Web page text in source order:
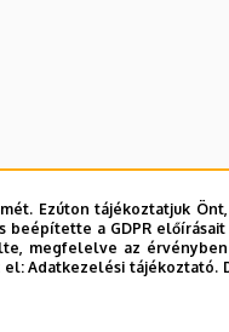
Ezúton tájékoztatjuk
a GDPR
megfelelve az
el:Adatkezelési tájékoztató.